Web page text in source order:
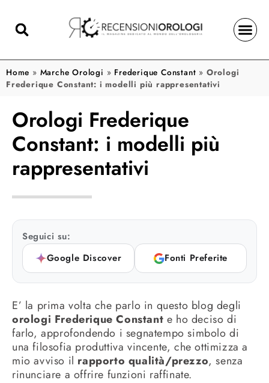
Home » Marche Orologi » Frederique Constant » Orologi
Frederique Constant: i modelli più rappresentativi
Orologi Frederique
Constant: i modelli più
rappresentativi
Seguici su:
Google Discover
Fonti Preferite
E’ la prima volta che parlo in questo blog degli
orologi Frederique Constant e ho deciso di
farlo, approfondendo i segnatempo simbolo di
una filosofia produttiva vincente, che ottimizza a
mio avviso il rapporto qualità/prezzo, senza
rinunciare a offrire funzioni raffinate.